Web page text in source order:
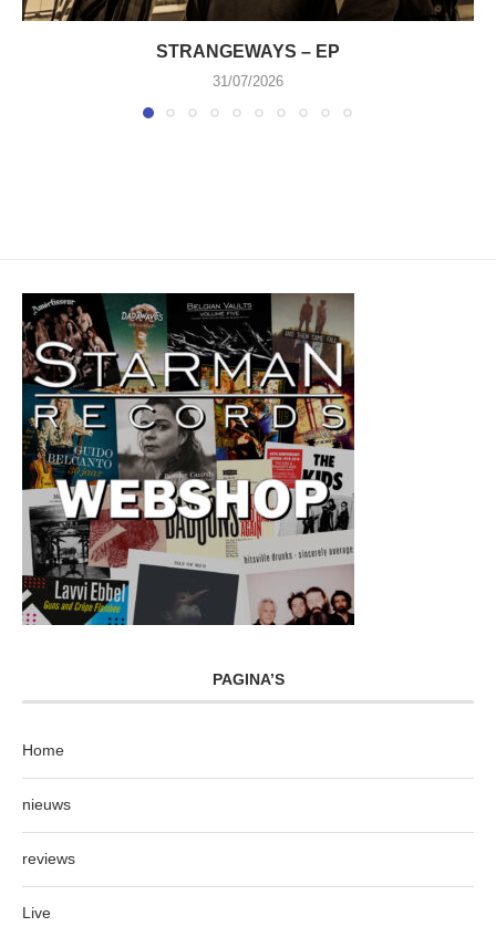
STRANGEWAYS – EP
31/07/2026
PAGINA’S
Home
nieuws
reviews
Live